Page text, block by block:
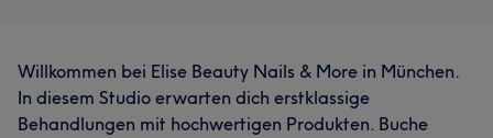
Willkommen bei Elise Beauty Nails & More in München.
In diesem Studio erwarten dich erstklassige
Behandlungen mit hochwertigen Produkten. Buche